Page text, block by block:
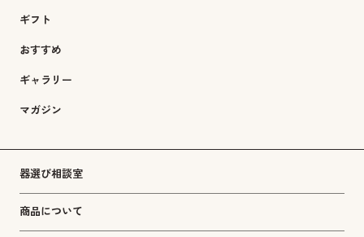
ギフト
おすすめ
ギャラリー
マガジン
器選び相談室
商品について